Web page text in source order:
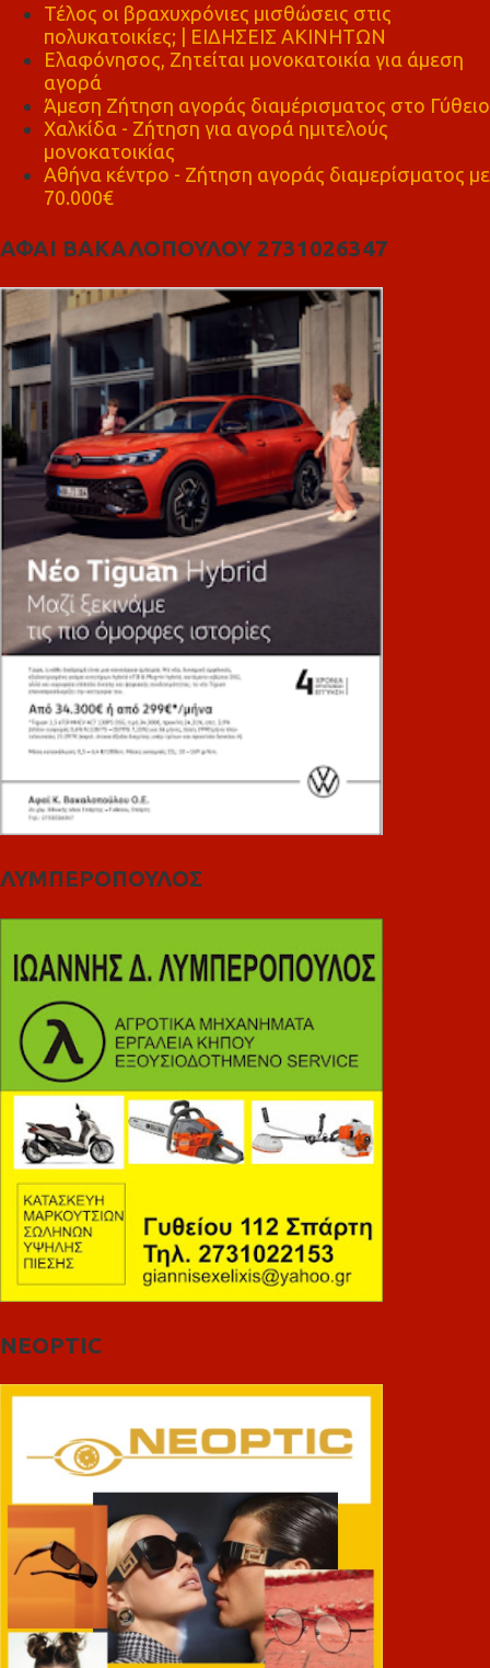
Τέλος οι βραχυχρόνιες μισθώσεις στις
πολυκατοικίες; | ΕΙΔΗΣΕΙΣ ΑΚΙΝΗΤΩΝ
Ελαφόνησος, Ζητείται μονοκατοικία για άμεση
αγορά
Άμεση Ζήτηση αγοράς διαμέρισματος στο Γύθειο
Χαλκίδα - Ζήτηση για αγορά ημιτελούς
μονοκατοικίας
Αθήνα κέντρο - Ζήτηση αγοράς διαμερίσματος με
70.000€
ΑΦΑΙ ΒΑΚΑΛΟΠΟΥΛΟΥ 2731026347
ΛΥΜΠΕΡΟΠΟΥΛΟΣ
NEOPTIC